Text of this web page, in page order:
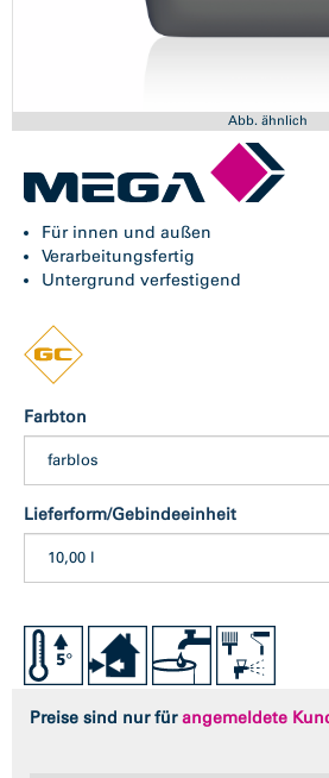
Abb. ähnlich
Für innen und außen
Verarbeitungsfertig
Untergrund verfestigend
Farbton
Lieferform/Gebindeeinheit
Preise sind nur fürangemeldete